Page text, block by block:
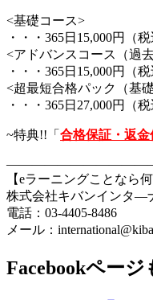
<基礎コース>
・・・365日15,000円（税
<アドバンスコース（過
・・・365日15,000円（税
<超最短合格パック（基
・・・365日27,000円（税
~特典!!「 合格保証・返金
【eラーニングことなら
株式会社キバンインタ
電話：03-4405-8486
メール：
Facebookペー